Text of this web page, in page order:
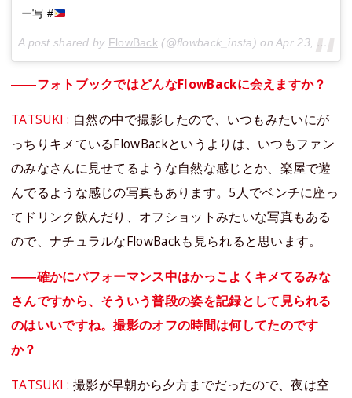
ー写 #
A post shared by FlowBack (@flowback_insta) onApr 23, 2018 at 5:14am PDT
――フォトブックではどんなFlowBackに会えますか？
TATSUKI : 自然の中で撮影したので、いつもみたいにが
っちりキメているFlowBackというよりは、いつもファン
のみなさんに見せてるような自然な感じとか、楽屋で遊
んでるような感じの写真もあります。5人でベンチに座っ
てドリンク飲んだり、オフショットみたいな写真もある
ので、ナチュラルなFlowBackも見られると思います。
――確かにパフォーマンス中はかっこよくキメてるみな
さんですから、そういう普段の姿を記録として見られる
のはいいですね。撮影のオフの時間は何してたのです
か？
TATSUKI :撮影が早朝から夕方までだったので、夜は空